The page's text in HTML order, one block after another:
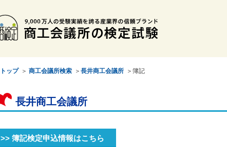
トップ ＞ 商工会議所検索 ＞ 長井商工会議所 ＞簿記
長井商工会議所
>> 簿記検定申込情報はこちら